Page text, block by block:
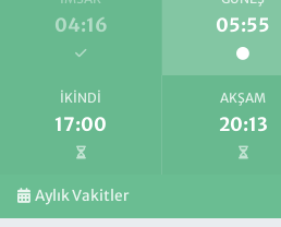
04:16 05:55
İKINDI
17:00
AKŞAM
20:13
Aylık Vakitler